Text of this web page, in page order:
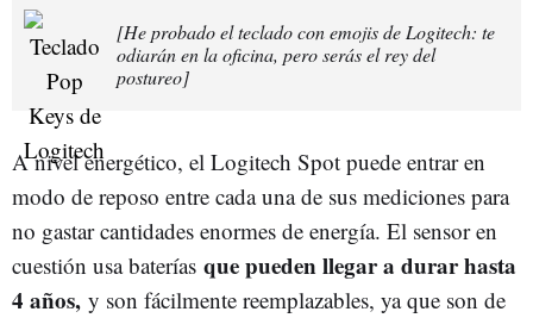
[He probado el teclado con emojis de Logitech: te
odiarán en la oficina, pero serás el rey del
postureo]
A nivel energético, el Logitech Spot puede entrar en
modo de reposo entre cada una de sus mediciones para
no gastar cantidades enormes de energía. El sensor en
cuestión usa baterías que pueden llegar a durar hasta
4 años, y son fácilmente reemplazables, ya que son de